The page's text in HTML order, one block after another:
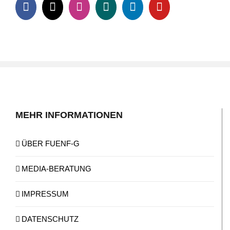
MEHR INFORMATIONEN
ÜBER FUENF-G
MEDIA-BERATUNG
IMPRESSUM
DATENSCHUTZ